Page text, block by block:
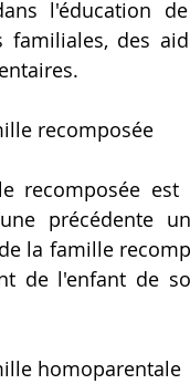
l'éducation
familiales, des
recomposée
recomposée
précédente
la famille
de l'enfant de
homoparentale